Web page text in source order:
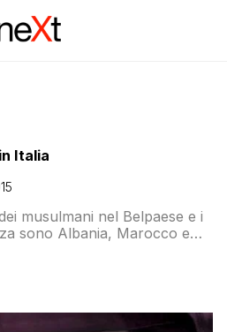
Italia
musulmani nel Belpaese e i
sono Albania, Marocco e